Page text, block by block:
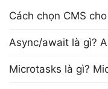
Cách chọn CMS
Async/await là gì?
Microtasks là gì?